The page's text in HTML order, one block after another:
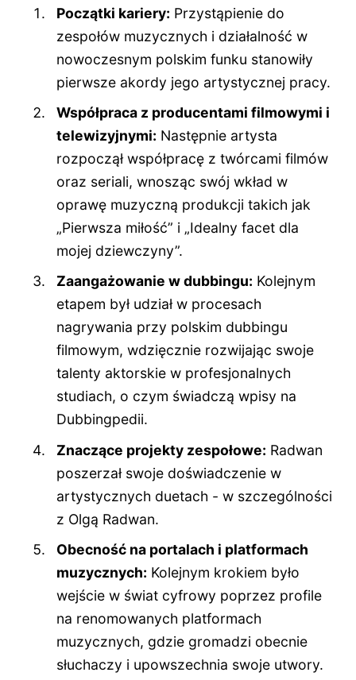
Początki kariery: Przystąpienie do
zespołów muzycznych i działalność w
nowoczesnym polskim funku stanowiły
pierwsze akordy jego artystycznej pracy.
Współpraca z producentami filmowymi i
telewizyjnymi: Następnie artysta
rozpoczął współpracę z twórcami filmów
oraz seriali, wnosząc swój wkład w
oprawę muzyczną produkcji takich jak
„Pierwsza miłość” i „Idealny facet dla
mojej dziewczyny”.
Zaangażowanie w dubbingu: Kolejnym
etapem był udział w procesach
nagrywania przy polskim dubbingu
filmowym, wdzięcznie rozwijając swoje
talenty aktorskie w profesjonalnych
studiach, o czym świadczą wpisy na
Dubbingpedii.
Znaczące projekty zespołowe: Radwan
poszerzał swoje doświadczenie w
artystycznych duetach - w szczególności
z Olgą Radwan.
Obecność na portalach i platformach
muzycznych: Kolejnym krokiem było
wejście w świat cyfrowy poprzez profile
na renomowanych platformach
muzycznych, gdzie gromadzi obecnie
słuchaczy i upowszechnia swoje utwory.